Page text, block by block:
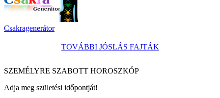
Csakragenerátor
TOVÁBBI JÓSLÁS FAJTÁK
SZEMÉLYRE SZABOTT HOROSZKÓP
Adja meg születési időpontját!